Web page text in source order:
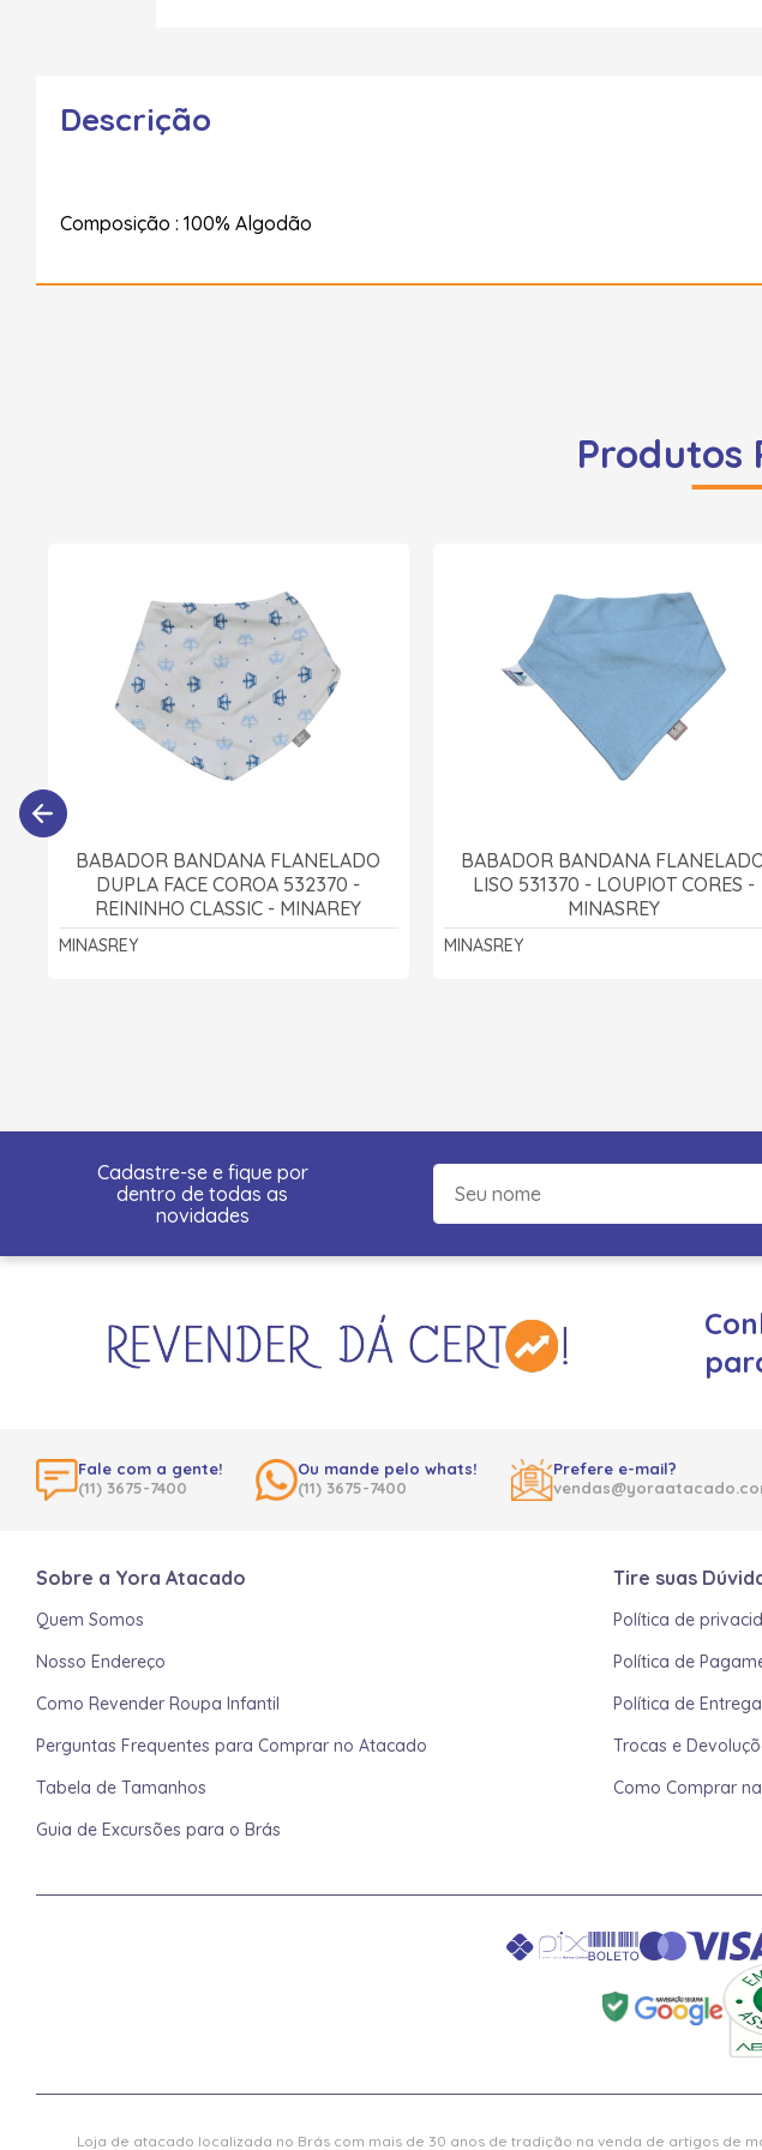
Descrição
Composição : 100% Algodão
Produtos
BABADOR BANDANA FLANELADO
DUPLA FACE COROA 532370 -
REININHO CLASSIC - MINAREY
MINASREY
BABADOR BANDANA
LISO 531370 - LOUPIOT CORES -
MINASREY
MINASREY
Cadastre-se e fique por
dentro de todas as
novidades
Fale com a gente!
(11) 3675-7400
Ou mande pelo whats!
(11) 3675-7400
Prefere e-mail?
Sobre a Yora Atacado
Quem Somos
Nosso Endereço
Como Revender Roupa Infantil
Perguntas Frequentes para Comprar no Atacado
Tabela de Tamanhos
Guia de Excursões para o Brás
Tire suas
Política de
Política de
Política de Entrega
Trocas e
Como Comprar
Loja de atacado localizada no Brás com mais de 30 anos de tradição na venda de artigos de